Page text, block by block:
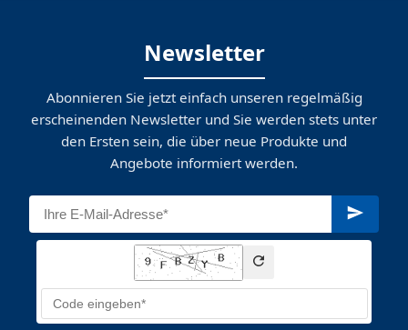
Newsletter
Abonnieren Sie jetzt einfach unseren regelmäßig
erscheinenden Newsletter und Sie werden stets unter
den Ersten sein, die über neue Produkte und
Angebote informiert werden.